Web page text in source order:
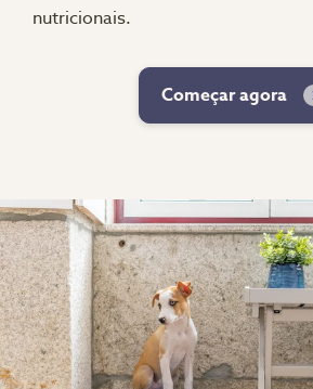
nutricionais.
Começar agora